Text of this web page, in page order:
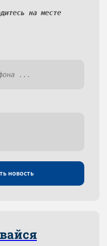
на месте
новость